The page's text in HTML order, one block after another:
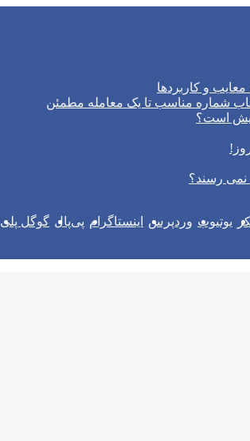
و کاربردها
شماره مناسب تا یک معامله مطمئن
است؟
نمی‌ رسند؟
یوتیوب وردپرس اینستاگرام پی‌پال گوگل پلی